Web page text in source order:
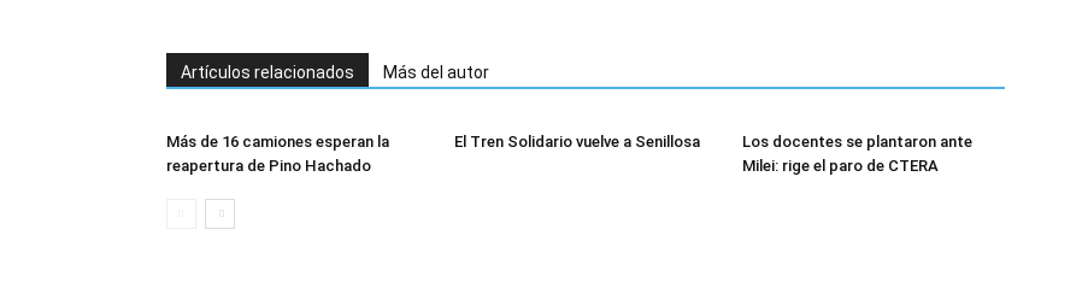
Artículos relacionados Más del autor
Más de 16 camiones esperan la
reapertura de Pino Hachado
El Tren Solidario vuelve a Senillosa
Los docentes se plantaron ante
Milei: rige el paro de CTERA